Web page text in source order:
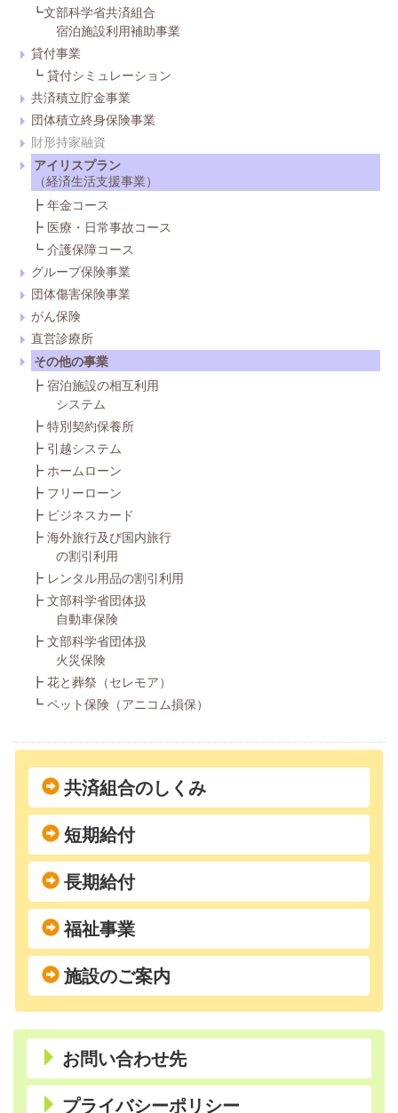
┗文部科学省共済組合
宿泊施設利用補助事業
貸付事業
┗貸付シミュレーション
共済積立貯金事業
団体積立終身保険事業
財形持家融資
アイリスプラン
（経済生活支援事業）
┣年金コース
┣ 医療・日常事故コース
┗介護保障コース
グループ保険事業
団体傷害保険事業
がん保険
直営診療所
その他の事業
┣宿泊施設の相互利用
システム
┣特別契約保養所
┣ 引越システム
┣ ホームローン
┣ フリーローン
┣ ビジネスカード
┣海外旅行及び国内旅行
の割引利用
┣ レンタル用品の割引利用
┣文部科学省団体扱
自動車保険
┣文部科学省団体扱
火災保険
┣花と葬祭（セレモア）
┗ペット保険（アニコム損保）
共済組合のしくみ
短期給付
長期給付
福祉事業
施設のご案内
お問い合わせ先
プライバシーポリシー